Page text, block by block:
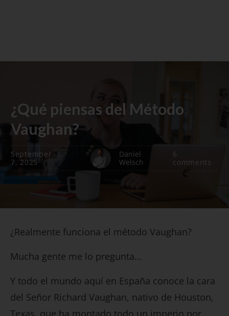
¿Qué piensas del Método
Vaughan?
September
7, 2025
Daniel
Welsch
6
comments
¿Realmente funciona el método Vaughan?
Mucha gente me lo pregunta…
Y todo el mundo aquí en España conoce la cara
del Señor Richard Vaughan, nativo de Houston,